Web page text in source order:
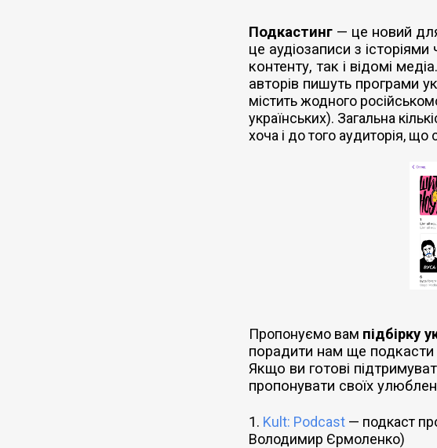
Подкастинг — це новий
це аудіозаписи з
контенту, так і відомі
авторів пишуть програми
містить жодного
українських). Загальна
хоча і до того аудиторія,
Пропонуємо вам підбірку
порадити нам ще
Якщо ви готові
пропонувати своїх
1. Kult: Podcast — подкаст
Володимир Єрмоленко)